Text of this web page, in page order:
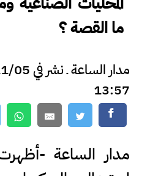
ما القصة ؟
13:57
مدار الساعة -